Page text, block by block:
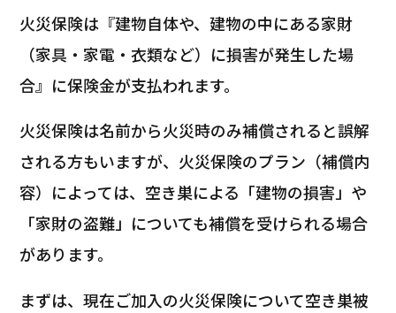
火災保険は『建物自体や、建物の中にある家財
（家具・家電・衣類など）に損害が発生した場
合』に保険金が支払われます。
火災保険は名前から火災時のみ補償されると誤解
される方もいますが、火災保険のプラン（補償内
容）によっては、空き巣による「建物の損害」や
「家財の盗難」についても補償を受けられる場合
があります。
まずは、現在ご加入の火災保険について空き巣被